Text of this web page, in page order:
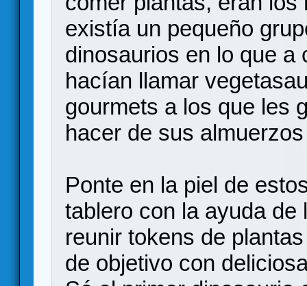
existía un pequeño
dinosaurios en lo que a
hacían llamar
gourmets a los que les
hacer de sus
Ponte en la piel de
tablero con la ayuda
reunir tokens de
de objetivo con